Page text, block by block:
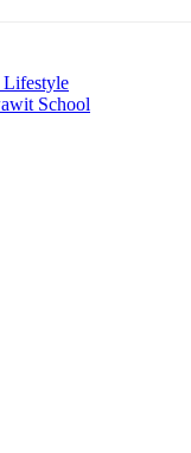
Lifestyle
School